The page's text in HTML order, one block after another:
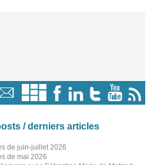
/ derniers articles
de juin-juillet 2026
de mai 2026